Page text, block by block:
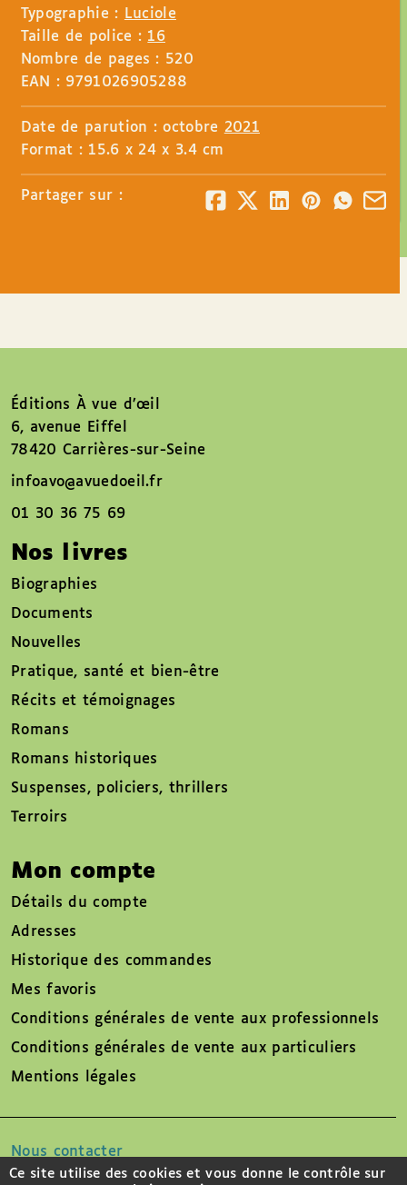
Typographie : Luciole
Taille de police : 16
Nombre de pages : 520
EAN : 9791026905288
Date de parution : octobre 2021
Format : 15.6 x 24 x 3.4 cm
Partager sur :
Éditions À vue d’œil
6, avenue Eiffel
78420 Carrières-sur-Seine
infoavo@avuedoeil.fr
01 30 36 75 69
Nos livres
Biographies
Documents
Nouvelles
Pratique, santé et bien-être
Récits et témoignages
Romans
Romans historiques
Suspenses, policiers, thrillers
Terroirs
Mon compte
Détails du compte
Adresses
Historique des commandes
Mes favoris
Conditions générales de vente aux professionnels
Conditions générales de vente aux particuliers
Mentions légales
Nous contacter
Ce site utilise des cookies et vous donne le contrôle sur